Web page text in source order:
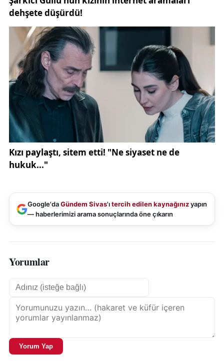
Google'daGündem Sivas'ıtercih edilen kaynağınızyapın
— haberlerimizi arama sonuçlarında öne çıkarın
Yorumlar
Yorum Yap